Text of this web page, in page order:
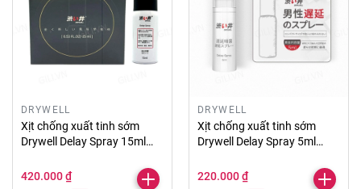
DRYWELL
Xịt chống xuất tinh sớm
Drywell Delay Spray 15ml
420.000 ₫
DRYWELL
Xịt chống xuất tinh sớm
Drywell Delay Spray 5ml
220.000 ₫